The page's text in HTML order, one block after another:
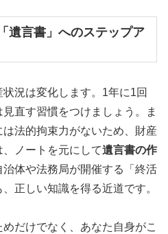
遺言書」へのステップア
況は変化します。1年に1回
見直す習慣をつけましょう。ま
法的拘束力がないため、財産
、ノートを元にして遺言書の作
体や法務局が開催する「終活
正しい知識を得る近道です。
だけでなく、あなた自身がこ